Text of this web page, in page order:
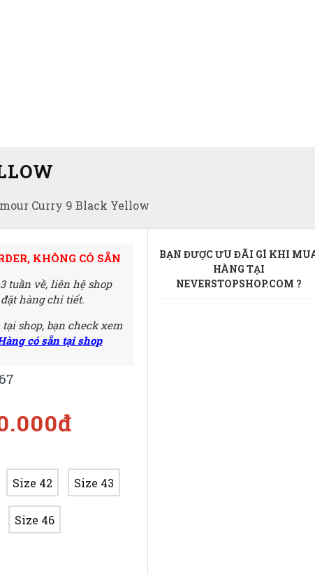
Curry 9 Black Yellow
Size 42 Size 43
Size 46
KHÔNG CÓ SẴN
tuần về,liên hệ shop
hàng chi tiết.
shop, bạn check xem
có sẵn tại shop
BẠN ĐƯỢC ƯU ĐÃI GÌ KHI
HÀNG TẠI
NEVERSTOPSHOP.COM ?